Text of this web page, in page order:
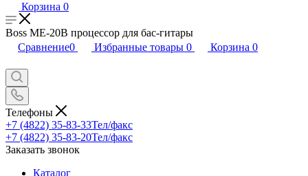
Корзина 0
Boss ME-20B процессор для бас-гитары
Сравнение0 Избранные товары 0 Корзина 0
Телефоны
+7 (4822) 35-83-33Тел/факс
+7 (4822) 35-83-20Тел/факс
Заказать звонок
Каталог